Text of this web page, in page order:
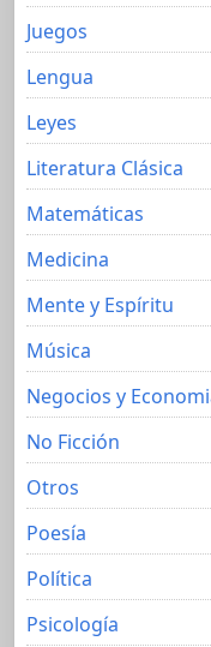
Juegos
Lengua
Leyes
Literatura Clásica
Matemáticas
Medicina
Mente y Espíritu
Música
Negocios y
No Ficción
Otros
Poesía
Política
Psicología